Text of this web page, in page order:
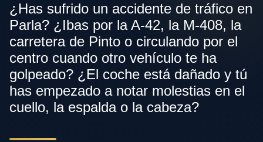
¿Has sufrido un accidente de tráfico en
Parla? ¿Ibas por la A-42, la M-408, la
carretera de Pinto o circulando por el
centro cuando otro vehículo te ha
golpeado? ¿El coche está dañado y tú
has empezado a notar molestias en el
cuello, la espalda o la cabeza?